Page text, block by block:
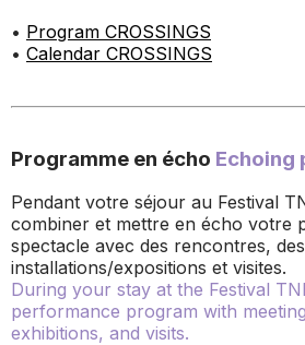
• Program CROSSINGS
• Calendar CROSSINGS
Programme en écho Echoing
Pendant votre séjour au Festival
combiner et mettre en écho votre
spectacle avec des rencontres, des
installations/expositions et visites.
During your stay at the Festival
performance program with
exhibitions, and visits.